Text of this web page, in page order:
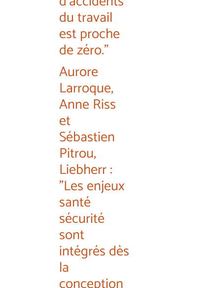
du travail
est proche
de zéro."
Aurore
Larroque,
Anne Riss
et
Sébastien
Pitrou,
Liebherr :
"Les enjeux
santé
sécurité
sont
intégrés dès
la